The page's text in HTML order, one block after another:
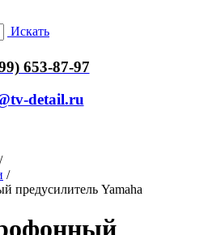
Искать
653-87-97
detail.ru
/
/
предусилитель Yamaha